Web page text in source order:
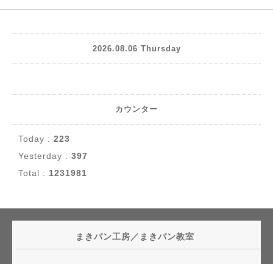
2026.08.06 Thursday
カウンター
Today : 223
Yesterday : 397
Total : 1231981
まきパン工房／まきパン教室